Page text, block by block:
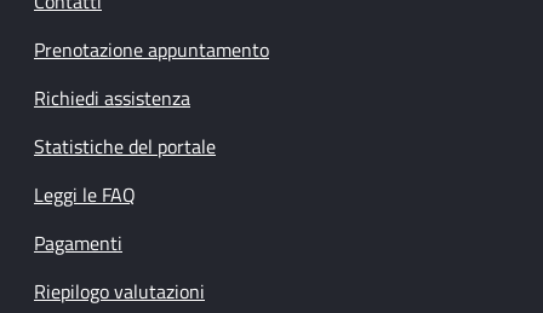
Prenotazione appuntamento
Richiedi assistenza
Statistiche del portale
Leggi le FAQ
Pagamenti
Riepilogo valutazioni